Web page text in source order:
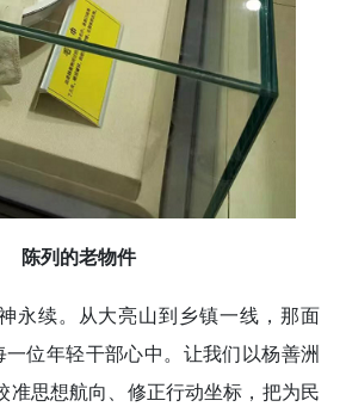
陈列的老物件
永续。从大亮山到乡镇一线，那面
一位年轻干部心中。让我们以杨善洲
准思想航向、修正行动坐标，把为民